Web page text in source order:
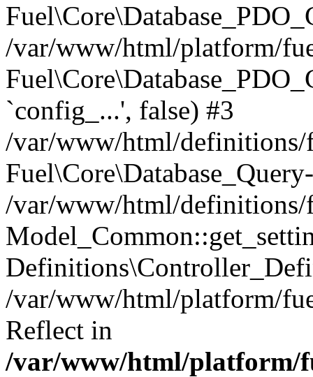
/var/www/html/platform/
`config_...', false) #3
/var/www/html/definitions/
/var/www/html/definitions/
/var/www/html/platform/
Reflect in
/var/www/html/platform/